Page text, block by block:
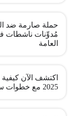
حملة صارمة ضد
مُدوِّنات ناشطات
العامة
اكتشف الآن
2025 مع خطوات سهلة ومباشرة